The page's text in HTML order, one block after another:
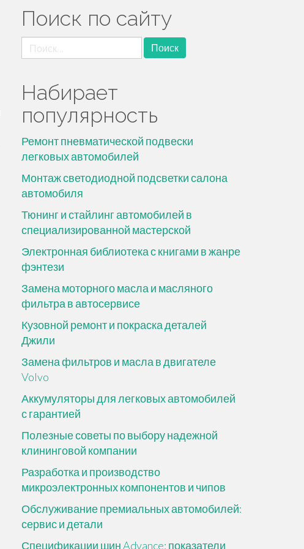
Поиск по сайту
Найти:
Набирает
популярность
Ремонт пневматической подвески
легковых автомобилей
Монтаж светодиодной подсветки салона
автомобиля
Тюнинг и стайлинг автомобилей в
специализированной мастерской
Электронная библиотека с книгами в жанре
фэнтези
Замена моторного масла и масляного
фильтра в автосервисе
Кузовной ремонт и покраска деталей
Джили
Замена фильтров и масла в двигателе
Volvo
Аккумуляторы для легковых автомобилей
с гарантией
Полезные советы по выбору надежной
клининговой компании
Разработка и производство
микроэлектронных компонентов и чипов
Обслуживание премиальных автомобилей:
сервис и детали
Спецификации шин Advance: показатели